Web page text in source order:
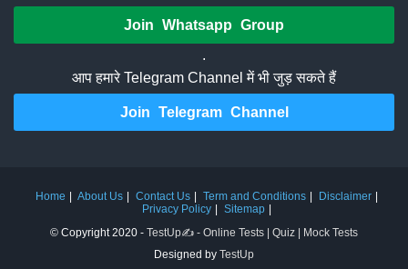
Join Whatsapp Group
.
आप हमारे Telegram Channel में भी जुड़ सकते हैं
Join Telegram Channel
Home About Us Contact Us Term and Conditions
Disclaimer
Privacy Policy
Sitemap
© Copyright 2020 - TestUp✍️ - Online Tests | Quiz | Mock Tests
Designed by TestUp